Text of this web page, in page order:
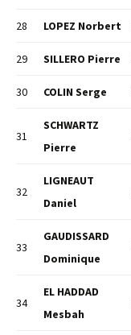
28 LOPEZ Norbert
29 SILLERO Pierre
30 COLIN Serge
31
SCHWARTZ
Pierre
32
LIGNEAUT
Daniel
33
GAUDISSARD
Dominique
34
EL HADDAD
Mesbah